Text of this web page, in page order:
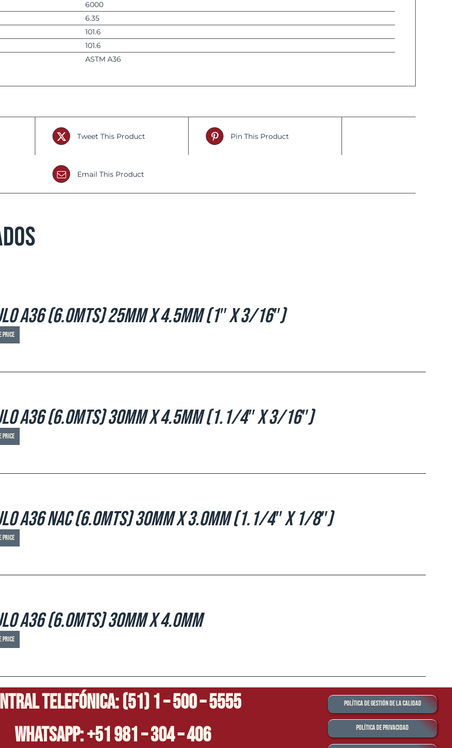
6000
6.35
101.6
101.6
ASTM A36
Tweet This Product Pin This Product
Email This Product
A36 (6.0mts) 25mm x 4.5mm (1″ x 3/16″)
price
A36 (6.0mts) 30mm x 4.5mm (1.1/4″ x 3/16″)
price
A36 NAC (6.0mts) 30mm x 3.0mm (1.1/4″ x 1/8″)
price
A36 (6.0mts) 30mm x 4.0mm
price
Telefónica: (51) 1 – 500 – 5555
Whatsapp: +51 981 – 304 – 406
Política de Gestión de la Calidad
Política de Privacidad